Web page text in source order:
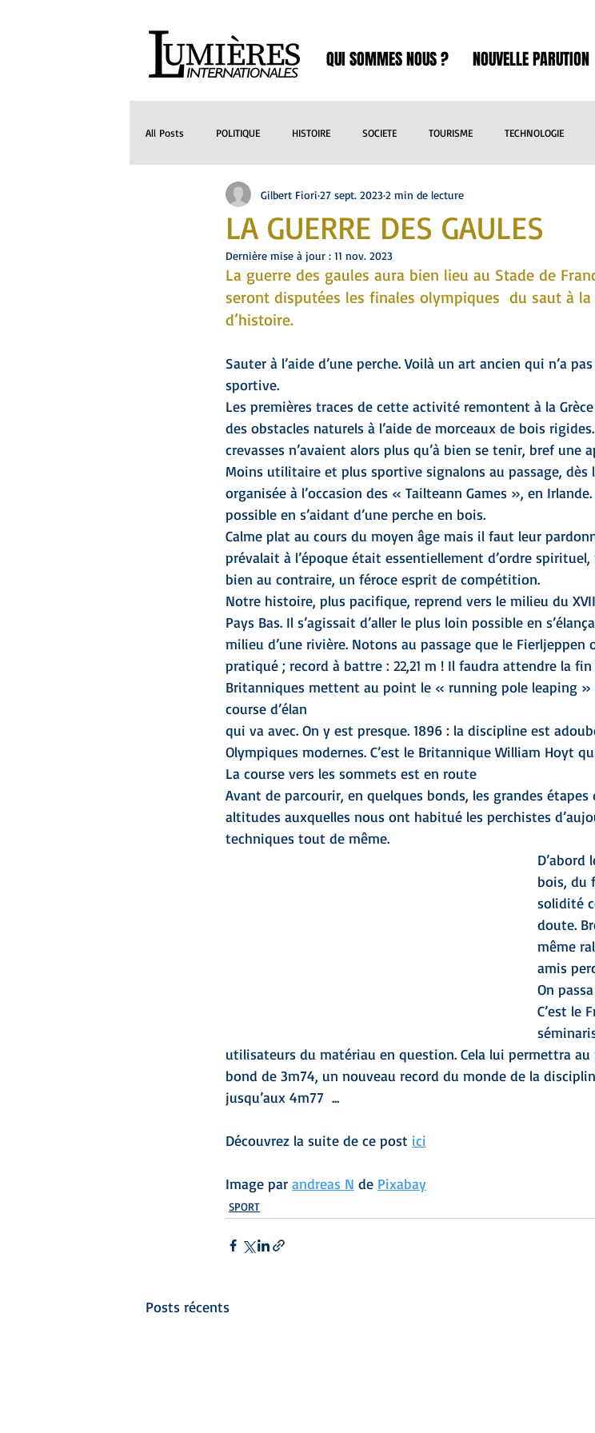
QUI SOMMES NOUS ? NOUVELLE PARUTION
All Posts POLITIQUE HISTOIRE SOCIETE TOURISME TECHNOLOGIE
MEDIAS MUSIQUE ART SCIENCE
NATURE ARCHITECTURE
Séries
LA GUERRE DES GAULES
Gilbert Fiori 27 sept. 20232 min de lecture
Dernière mise à jour : 11 nov. 2023
La guerre des gaules aura bien lieu au Stade de
seront disputées les finales olympiques  du saut à la
d’histoire.
Sauter à l’aide d’une perche. Voilà un art ancien qui n’a
sportive.
Les premières traces de cette activité remontent à la
des obstacles naturels à l’aide de morceaux de bois
crevasses n’avaient alors plus qu’à bien se tenir, bref
Moins utilitaire et plus sportive signalons au passage, dès
organisée à l’occasion des « Tailteann Games », en
possible en s’aidant d’une perche en bois.
Calme plat au cours du moyen âge mais il faut leur
prévalait à l’époque était essentiellement d’ordre spirituel,
bien au contraire, un féroce esprit de compétition.
Notre histoire, plus pacifique, reprend vers le milieu du
Pays Bas. Il s’agissait d’aller le plus loin possible en
milieu d’une rivière. Notons au passage que le
pratiqué ; record à battre : 22,21 m ! Il faudra attendre la
Britanniques mettent au point le « running pole leaping »
course d’élan
qui va avec. On y est presque. 1896 : la discipline est
Olympiques modernes. C’est le Britannique William Hoyt
La course vers les sommets est en route
Avant de parcourir, en quelques bonds, les grandes
altitudes auxquelles nous ont habitué les perchistes
techniques tout de même.
bois, du
solidité
doute.
même
amis
On
C’est le
utilisateurs du matériau en question. Cela lui permettra au
bond de 3m74, un nouveau record du monde de la
jusqu’aux 4m77  ...
Découvrez la suite de ce post ici
Image par andreas N de Pixabay
SPORT
Posts récents